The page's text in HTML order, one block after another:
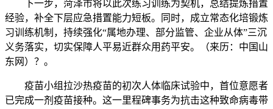
下一步，菏泽市将以此次练习训练为契机，总结提炼措置
经验，补全下层应急措置能力短板。同时，成立常态化培锻炼
习训练机制，持续强化“属地办理、部分监管、企业从体”三沉
义务落实，切实保障人平易近群众用药平安。（来历：中国山
东网）？。
疫苗小组拉沙热疫苗的初次人体临床试验中，首位意愿者
已完成一剂疫苗接种。这一里程碑事务为抗击这种致命病毒带